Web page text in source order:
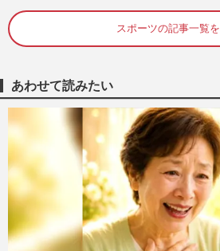
週刊女性2024年7月2日号
女たちが毎日食べる
養士が解説「内側
週刊女性2026年2月24日号
柴咲コウ主演映画『
に』で20年ぶりにオ
「“あ、どうも”み
週刊女性2025年11月25日号
スポーツの記事一覧
あわせて読みたい